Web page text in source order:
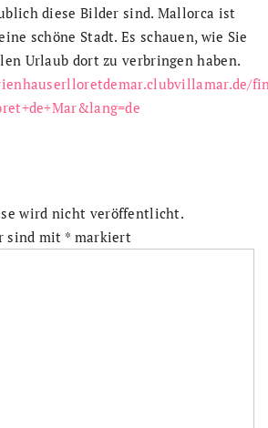
diese Bilder sind. Mallorca ist
schöne Stadt. Es schauen, wie Sie
Urlaub dort zu verbringen haben.
wird nicht veröffentlicht.
sind mit * markiert